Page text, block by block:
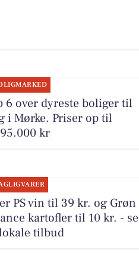
6 over dyreste boliger til
i Mørke. Priser op til
kr
PS vin til 39 kr. og Grøn
kartofler til 10 kr. - se
tilbud